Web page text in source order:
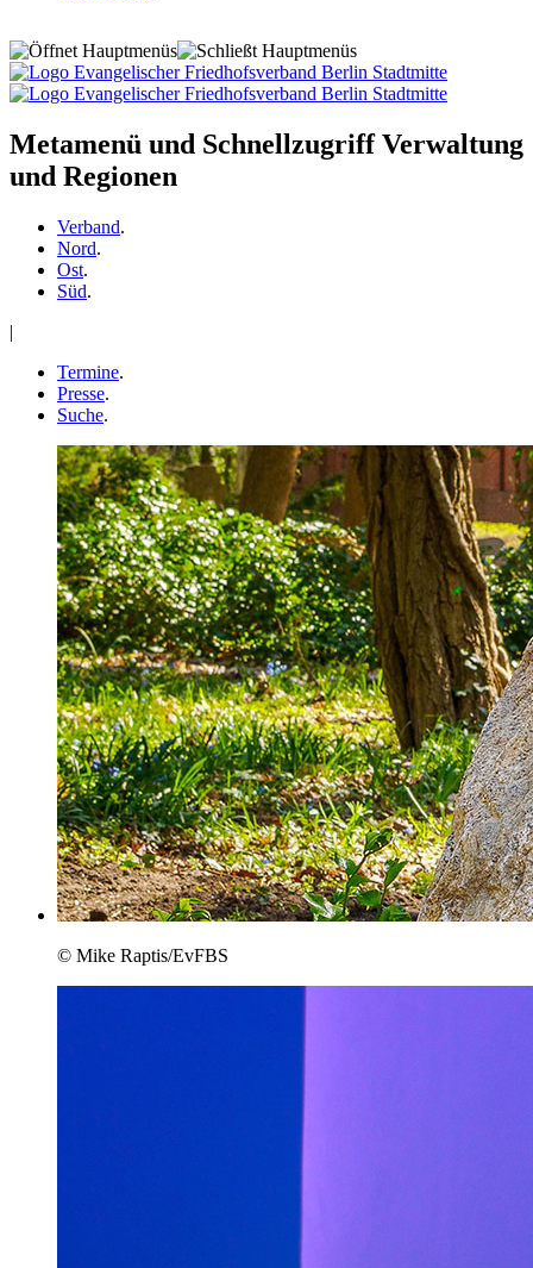
Metamenü und Schnellzugriff Verwaltung
und Regionen
Verband.
Nord.
Ost.
Süd.
|
Termine.
Presse.
Suche.
© Mike Raptis/EvFBS